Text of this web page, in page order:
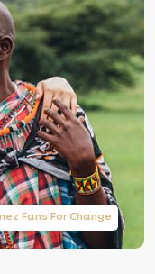
Fans For Change